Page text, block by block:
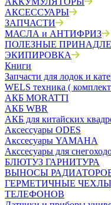
АКСЕССУАРЫ
ЗАПЧАСТИ
МАСЛА и АНТИФРИЗ
ПОЛЕЗНЫЕ
ЭКИПИРОВКА
Книги
Запчасти для лодок и
WELS техника (
АКБ MORATTI
АКБ WBR
АКБ для китайских
Аксессуары ODES
Акссесуары YAMAHA
Акссесуары для
БЛЮТУЗ ГАРНИТУРА
ВЫНОСЫ
ГЕРМЕТИЧНЫЕ
ТЕЛЕФОНОВ